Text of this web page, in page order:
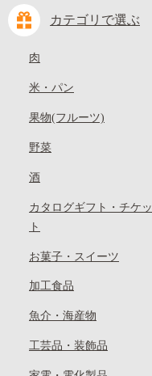
カテゴリで選ぶ
肉
米・パン
果物(フルーツ)
野菜
酒
カタログギフト・チケッ
ト
お菓子・スイーツ
加工食品
魚介・海産物
工芸品・装飾品